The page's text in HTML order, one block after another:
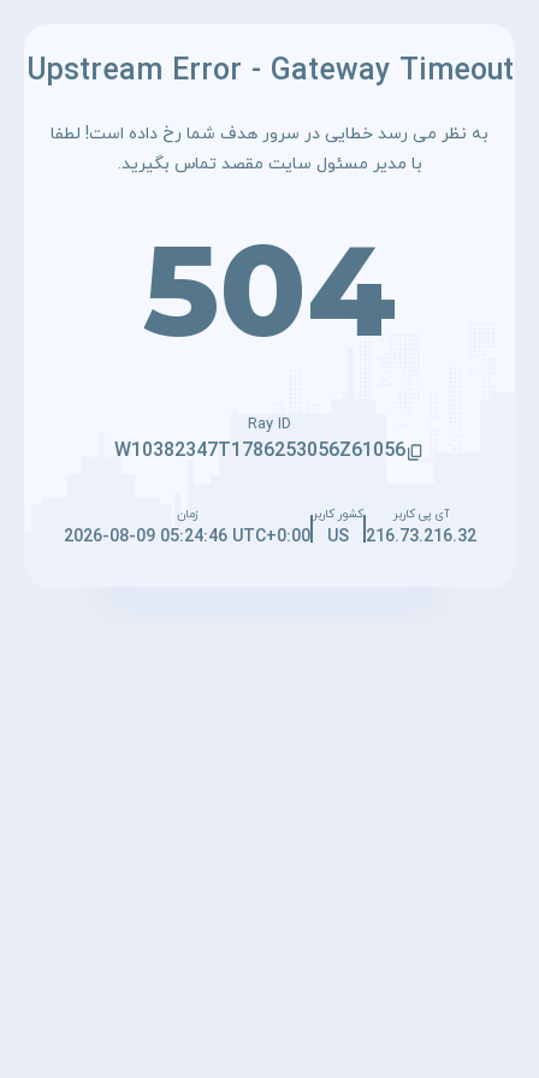
Upstream Error - Gateway Timeout
به نظر می رسد خطایی در سرور هدف شما رخ داده است! لطفا
با مدیر مسئول سایت مقصد تماس بگیرید.
504
Ray ID
W10382347T1786253056Z61056
آی پی کاربر
216.73.216.32
کشور کاربر
US
زمان
2026-08-09 05:24:46 UTC+0:00